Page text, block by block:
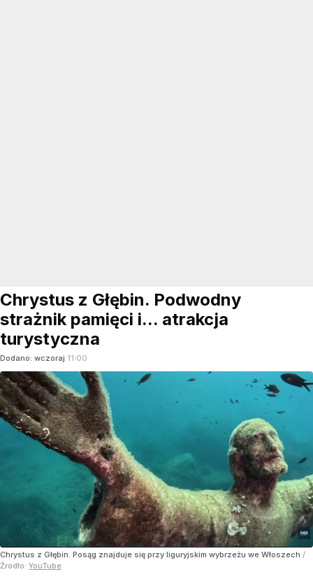
Chrystus z Głębin. Podwodny
strażnik pamięci i... atrakcja
turystyczna
Dodano: wczoraj 11:00
Chrystus z Głębin. Posąg znajduje się przy liguryjskim wybrzeżu we Włoszech /
Źródło: YouTube